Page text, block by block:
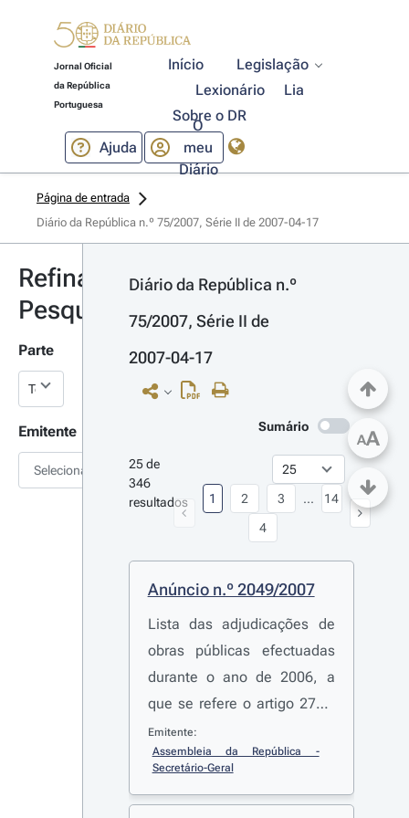
Jornal Oficial
da República
Portuguesa
Início
Legislação
Lexionário
Lia
Sobre o DR
Ajuda
O
meu
Diário
Página de entrada
Diário da República n.º 75/2007, Série II de 2007-04-17
Refinar
Pesquisa
Parte
Emitente
Selecionar
Diário da República n.º
75/2007, Série II de
2007-04-17
Sumário
25 de
346
resultados
1 2
3
4
... 14
Anúncio n.º 2049/2007
Lista das adjudicações de
obras públicas efectuadas
durante o ano de 2006, a
que se refere o artigo 275.º
doDecreto-Lei n.º 59/99
2 de Março
Emitente:
Assembleia da República -
Secretário-Geral
AA